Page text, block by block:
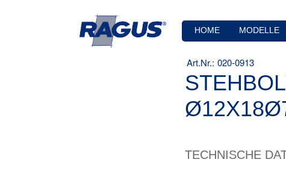
HOME MODELLE
020-0913
TECHNISCHE